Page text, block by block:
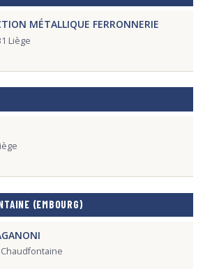
MÉTALLIQUE FERRONNERIE
Liège
(EMBOURG)
Chaudfontaine